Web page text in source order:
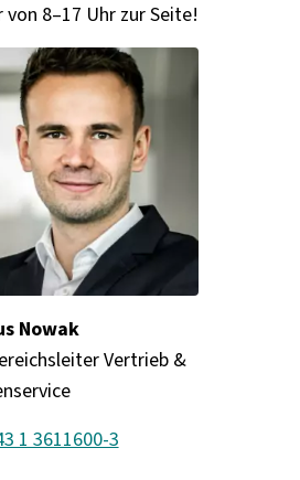
von 8–17 Uhr zur Seite!
Nowak
Vertrieb &
1 3611600-3